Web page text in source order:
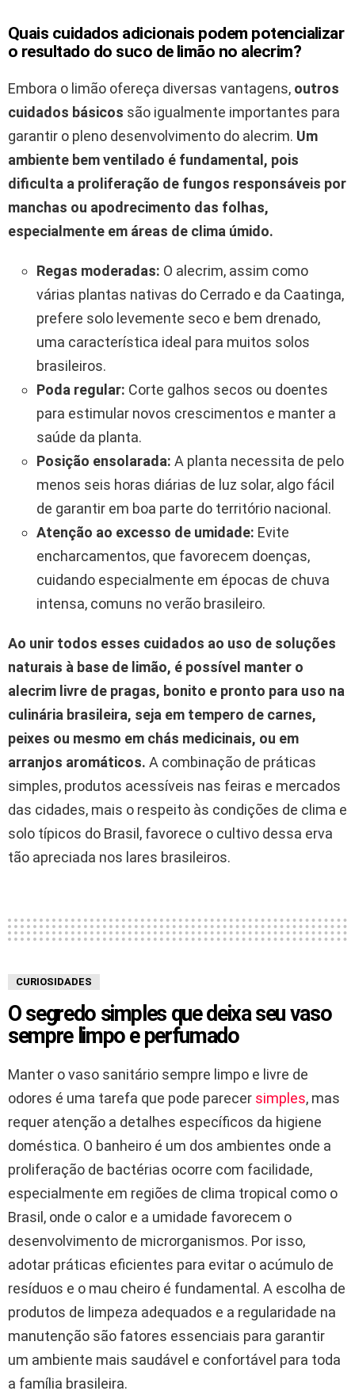
Quais cuidados adicionais podem potencializar
o resultado do suco de limão no alecrim?
Embora o limão ofereça diversas vantagens, outros
cuidados básicos são igualmente importantes para
garantir o pleno desenvolvimento do alecrim. Um
ambiente bem ventilado é fundamental, pois
dificulta a proliferação de fungos responsáveis por
manchas ou apodrecimento das folhas,
especialmente em áreas de clima úmido.
Regas moderadas: O alecrim, assim como
várias plantas nativas do Cerrado e da Caatinga,
prefere solo levemente seco e bem drenado,
uma característica ideal para muitos solos
brasileiros.
Poda regular: Corte galhos secos ou doentes
para estimular novos crescimentos e manter a
saúde da planta.
Posição ensolarada: A planta necessita de pelo
menos seis horas diárias de luz solar, algo fácil
de garantir em boa parte do território nacional.
Atenção ao excesso de umidade: Evite
encharcamentos, que favorecem doenças,
cuidando especialmente em épocas de chuva
intensa, comuns no verão brasileiro.
Ao unir todos esses cuidados ao uso de soluções
naturais à base de limão, é possível manter o
alecrim livre de pragas, bonito e pronto para uso na
culinária brasileira, seja em tempero de carnes,
peixes ou mesmo em chás medicinais, ou em
arranjos aromáticos. A combinação de práticas
simples, produtos acessíveis nas feiras e mercados
das cidades, mais o respeito às condições de clima e
solo típicos do Brasil, favorece o cultivo dessa erva
tão apreciada nos lares brasileiros.
CURIOSIDADES
O segredo simples que deixa seu vaso
sempre limpo e perfumado
Manter o vaso sanitário sempre limpo e livre de
odores é uma tarefa que pode parecer simples, mas
requer atenção a detalhes específicos da higiene
doméstica. O banheiro é um dos ambientes onde a
proliferação de bactérias ocorre com facilidade,
especialmente em regiões de clima tropical como o
Brasil, onde o calor e a umidade favorecem o
desenvolvimento de microrganismos. Por isso,
adotar práticas eficientes para evitar o acúmulo de
resíduos e o mau cheiro é fundamental. A escolha de
produtos de limpeza adequados e a regularidade na
manutenção são fatores essenciais para garantir
um ambiente mais saudável e confortável para toda
a família brasileira.